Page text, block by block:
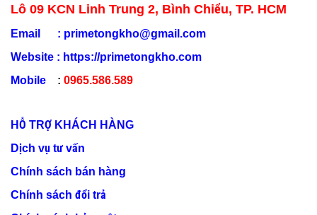
Lô 09 KCN Linh Trung 2, Bình Chiểu, TP. HCM
Email : primetongkho@gmail.com
Website : https://primetongkho.com
Mobile : 0965.586.589
HỖ TRỢ KHÁCH HÀNG
Dịch vụ tư vấn
Chính sách bán hàng
Chính sách đổi trả